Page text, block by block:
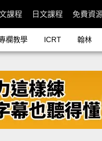
課程 日文課程 免費資
欄教學 ICRT 翰林